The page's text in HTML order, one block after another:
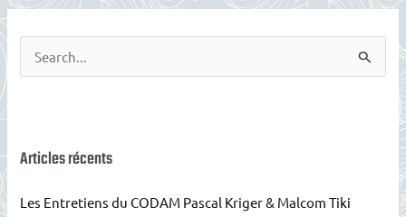
e
e
c
Articles récents
Les Entretiens du CODAM Pascal Kriger & Malcom Tiki